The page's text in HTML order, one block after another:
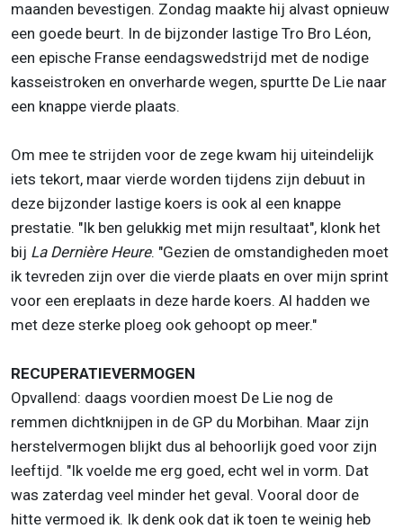
maanden bevestigen. Zondag maakte hij alvast opnieuw
een goede beurt. In de bijzonder lastige Tro Bro Léon,
een epische Franse eendagswedstrijd met de nodige
kasseistroken en onverharde wegen, spurtte De Lie naar
een knappe vierde plaats.
Om mee te strijden voor de zege kwam hij uiteindelijk
iets tekort, maar vierde worden tijdens zijn debuut in
deze bijzonder lastige koers is ook al een knappe
prestatie. "Ik ben gelukkig met mijn resultaat", klonk het
bij La Dernière Heure. "Gezien de omstandigheden moet
ik tevreden zijn over die vierde plaats en over mijn sprint
voor een ereplaats in deze harde koers. Al hadden we
met deze sterke ploeg ook gehoopt op meer."
RECUPERATIEVERMOGEN
Opvallend: daags voordien moest De Lie nog de
remmen dichtknijpen in de GP du Morbihan. Maar zijn
herstelvermogen blijkt dus al behoorlijk goed voor zijn
leeftijd. "Ik voelde me erg goed, echt wel in vorm. Dat
was zaterdag veel minder het geval. Vooral door de
hitte vermoed ik. Ik denk ook dat ik toen te weinig heb